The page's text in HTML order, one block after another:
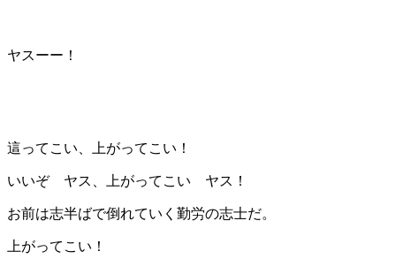
ヤスーー！
這ってこい、上がってこい！
いいぞ ヤス、上がってこい ヤス！
お前は志半ばで倒れていく勤労の志士だ。
上がってこい！